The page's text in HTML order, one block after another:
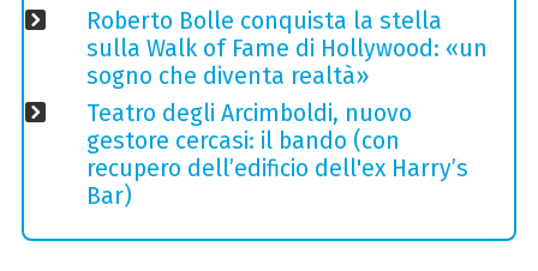
Roberto Bolle conquista la stella
sulla Walk of Fame di Hollywood: «un
sogno che diventa realtà»
Teatro degli Arcimboldi, nuovo
gestore cercasi: il bando (con
recupero dell’edificio dell'ex Harry’s
Bar)